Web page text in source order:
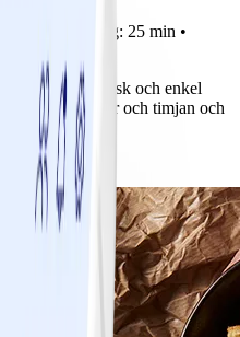
Tillagning: 25 min •
en helt klassisk och enkel
vitlökskrutonger och timjan och